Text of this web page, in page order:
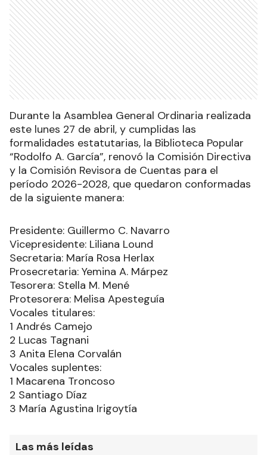
Durante la Asamblea General Ordinaria realizada
este lunes 27 de abril, y cumplidas las
formalidades estatutarias, la Biblioteca Popular
“Rodolfo A. García”, renovó la Comisión Directiva
y la Comisión Revisora de Cuentas para el
período 2026-2028, que quedaron conformadas
de la siguiente manera:
Presidente: Guillermo C. Navarro
Vicepresidente: Liliana Lound
Secretaria: María Rosa Herlax
Prosecretaria: Yemina A. Márpez
Tesorera: Stella M. Mené
Protesorera: Melisa Apesteguía
Vocales titulares:
1 Andrés Camejo
2 Lucas Tagnani
3 Anita Elena Corvalán
Vocales suplentes:
1 Macarena Troncoso
2 Santiago Díaz
3 María Agustina Irigoytía
Las más leídas